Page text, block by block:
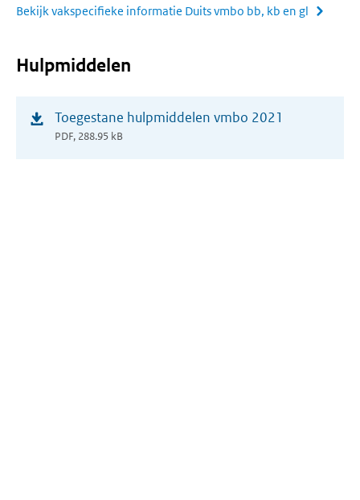
Bekijk vakspecifieke informatie Duits vmbo bb, kb en gl
Hulpmiddelen
Toegestane hulpmiddelen vmbo 2021
PDF, 288.95 kB